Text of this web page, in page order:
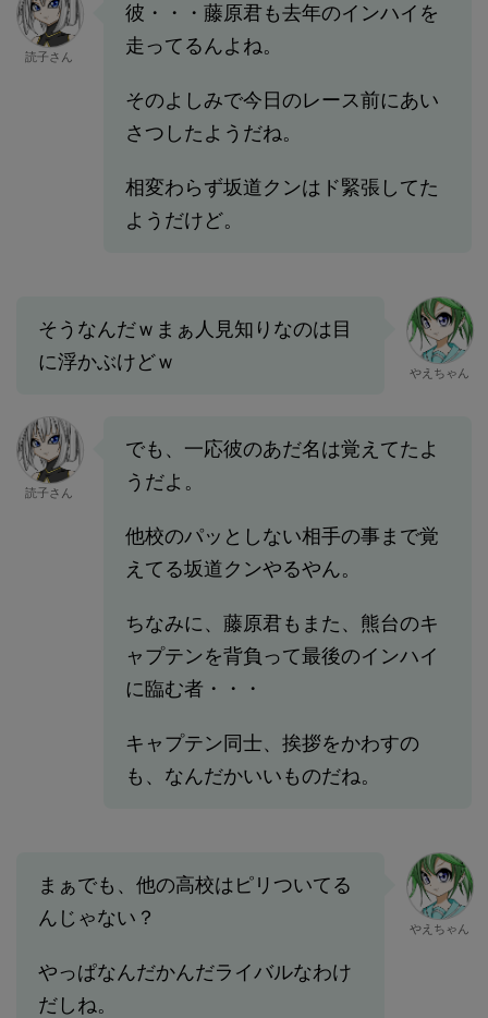
読子さん
彼・・・藤原君も去年のインハイを
走ってるんよね。
そのよしみで今日のレース前にあい
さつしたようだね。
相変わらず坂道クンはド緊張してた
ようだけど。
そうなんだｗまぁ人見知りなのは目
に浮かぶけどｗ
やえちゃん
読子さん
でも、一応彼のあだ名は覚えてたよ
うだよ。
他校のパッとしない相手の事まで覚
えてる坂道クンやるやん。
ちなみに、藤原君もまた、熊台のキ
ャプテンを背負って最後のインハイ
に臨む者・・・
キャプテン同士、挨拶をかわすの
も、なんだかいいものだね。
まぁでも、他の高校はピリついてる
んじゃない？
やっぱなんだかんだライバルなわけ
だしね。
やえちゃん